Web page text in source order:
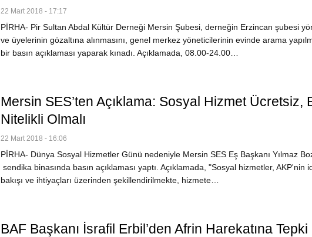
22 Mart 2018 - 17:17
PİRHA- Pir Sultan Abdal Kültür Derneği Mersin Şubesi, derneğin Erzincan şubesi
ve üyelerinin gözaltına alınmasını, genel merkez yöneticilerinin evinde arama
bir basın açıklaması yaparak kınadı. Açıklamada, 08.00-24.00…
Mersin SES’ten Açıklama: Sosyal Hizmet Ücretsiz,
Nitelikli Olmalı
22 Mart 2018 - 16:06
PİRHA- Dünya Sosyal Hizmetler Günü nedeniyle Mersin SES Eş Başkanı Yılmaz
sendika binasında basın açıklaması yaptı. Açıklamada, "Sosyal hizmetler, AKP'nin
bakışı ve ihtiyaçları üzerinden şekillendirilmekte, hizmete…
BAF Başkanı İsrafil Erbil’den Afrin Harekatına Tepki